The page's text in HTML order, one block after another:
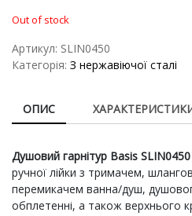
Out of stock
Артикул: SLIN0450
Категорія: З нержавіючої сталі
ОПИС
Душовий гарнітур Basis SLIN0450
ручної лійки з тримачем,
перемикачем ванна/душ,
обплетенні, а також верхнього